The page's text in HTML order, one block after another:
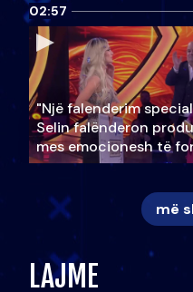
02:57
"Një falenderim
Selin falënderon
mes emocionesh të
më
LAJME